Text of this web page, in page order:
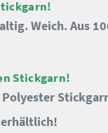
Weich. Aus
Stickgarn!
erhältlich!